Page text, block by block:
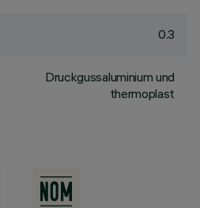
0.3
Druckgussaluminium und
thermoplast